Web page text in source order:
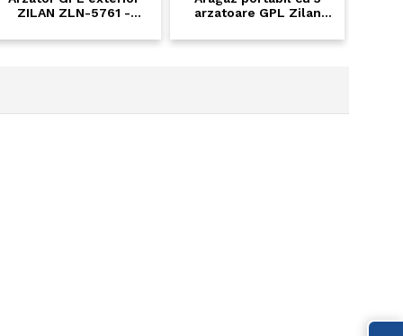
5761 -
h - pentru
arzatoare GPL Zilan
pentru bucatarii mici si